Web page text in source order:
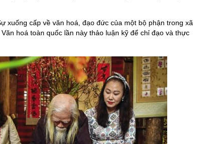
xuống cấp về văn hoá, đạo đức của một bộ phận trong xã
hoá toàn quốc lần này thảo luận kỹ để chỉ đạo và thực